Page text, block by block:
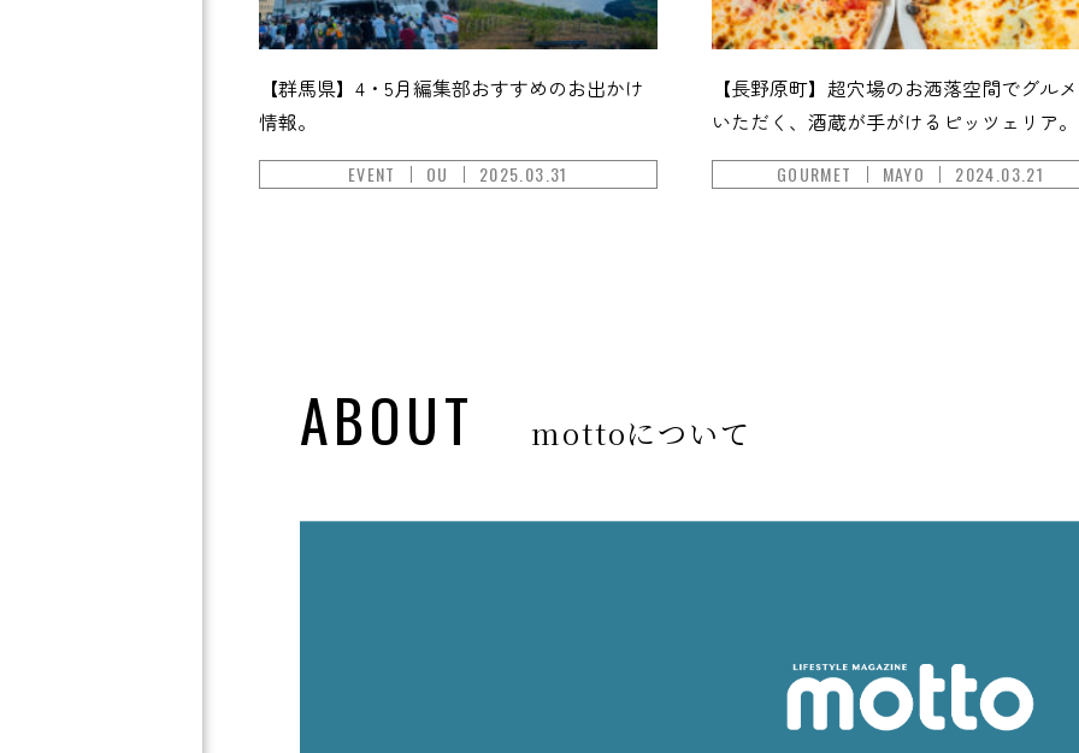
【群馬県】4・5月編集部おすすめのお出かけ
情報。
EVENT OU 2025.03.31
【長野原町】超穴場のお洒落空間でグル
いただく、酒蔵が手がけるピッツェリア。
GOURMET MAYO 2024.03.21
ABOUT mottoについて